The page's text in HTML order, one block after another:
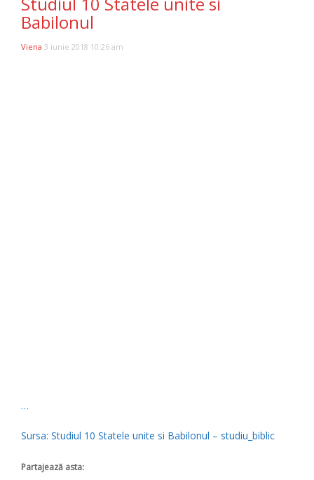
Babilonul
Viena 3 iunie 2018 10:26 am
…
Sursa: Studiul 10 Statele unite si Babilonul – studiu_biblic
Partajează asta: